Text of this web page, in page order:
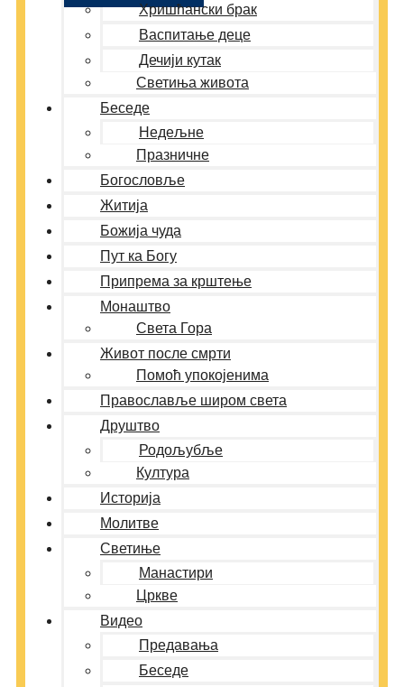
Хришћански брак
Васпитање деце
Дечији кутак
Светиња живота
Беседе
Недељне
Празничне
Богословље
Житија
Божија чуда
Пут ка Богу
Припрема за крштење
Монаштво
Света Гора
Живот после смрти
Помоћ упокојенима
Православље широм света
Друштво
Родољубље
Култура
Историја
Молитве
Светиње
Манастири
Цркве
Видео
Предавања
Беседе